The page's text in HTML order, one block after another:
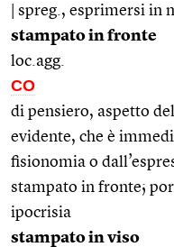
| spreg., esprimersi in
stampato in fronte
loc.agg.
CO
di pensiero, aspetto
evidente, che è
fisionomia o
stampato in fronte;
ipocrisia
stampato in viso